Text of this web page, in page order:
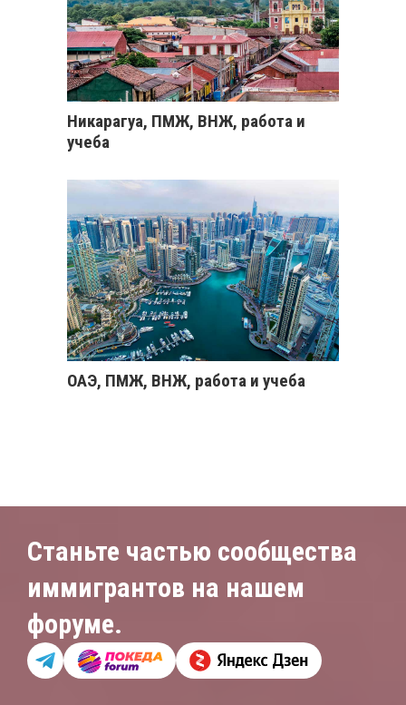
Никарагуа, ПМЖ, ВНЖ, работа и
учеба
ОАЭ, ПМЖ, ВНЖ, работа и учеба
Станьте частью сообщества
иммигрантов на нашем
форуме.